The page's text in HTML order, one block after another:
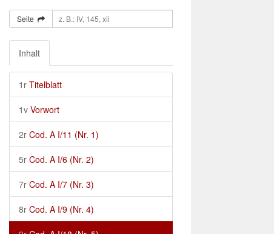
Seite
Inhalt
1r Titelblatt
1v Vorwort
2r Cod. A I/11 (Nr. 1)
5r Cod. A I/6 (Nr. 2)
7r Cod. A I/7 (Nr. 3)
8r Cod. A I/9 (Nr. 4)